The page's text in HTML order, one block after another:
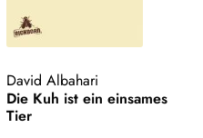
David Albahari
Die Kuh ist ein einsames
Tier